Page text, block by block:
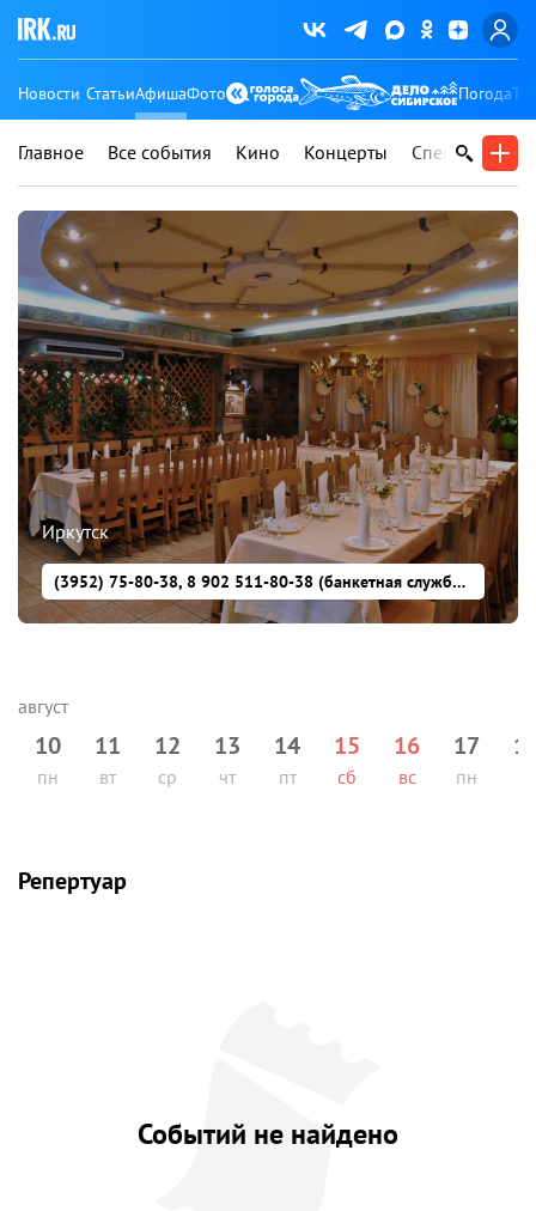
Новости СтатьиАфишаФото Погода
Главное Все события Кино Концерты Спектакли
Иркутск
(3952) 75-80-38, 8 902 511-80-38 (банкетная служба), (3952) 22-48-11 (ресторан)
10
пн
11
вт
12
ср
13
чт
14
пт
15
сб
16
вс
17
пн
Репертуар
Событий не найдено